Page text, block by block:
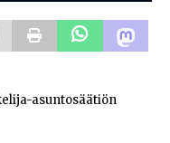
asuntosäätiön